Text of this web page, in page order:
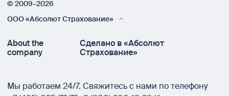
© 2009–2026
ООО «Абсолют Страхование»
About the
company
Сделано в «Абсолют
Страхование»
Мы работаем 24/7. Свяжитесь с нами по телефону